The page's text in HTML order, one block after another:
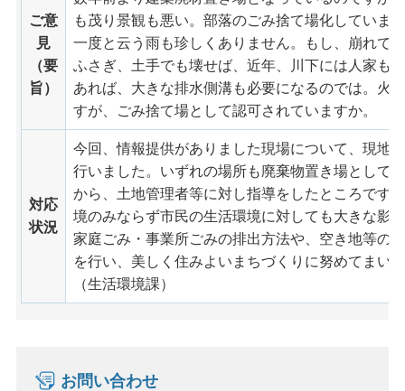
ご意
見
（要
旨）
も茂り景観も悪い。部落のごみ捨て場化していま
一度と云う雨も珍しくありません。もし、崩れで
ふさぎ、土手でも壊せば、近年、川下には人家も
あれば、大きな排水側溝も必要になるのでは。火
すが、ごみ捨て場として認可されていますか。
対応
状況
今回、情報提供がありました現場について、現地
行いました。いずれの場所も廃棄物置き場として
から、土地管理者等に対し指導をしたところです
境のみならず市民の生活環境に対しても大きな影
家庭ごみ・事業所ごみの排出方法や、空き地等の
を行い、美しく住みよいまちづくりに努めてまい
（生活環境課）
お問い合わせ